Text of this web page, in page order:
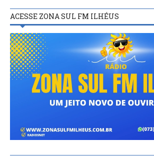
ACESSE ZONA SUL FM ILHÉUS